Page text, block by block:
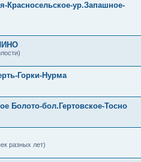
Красносельское-ур.Запашное-
Горки-Нурма
Болото-бол.Гертовское-Тосно
разных лет)